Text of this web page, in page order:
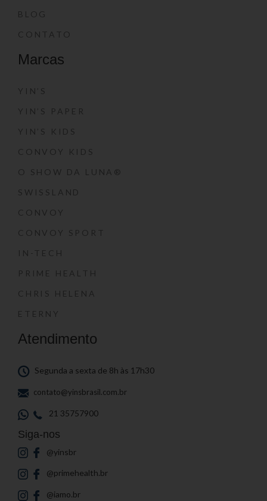
BLOG
CONTATO
Marcas
YIN’S
YIN’S PAPER
YIN’S KIDS
CONVOY KIDS
O SHOW DA LUNA®
SWISSLAND
CONVOY
CONVOY SPORT
IN-TECH
PRIME HEALTH
CHRIS HELENA
ETERNY
Atendimento
Segunda a sexta de 8h às 17h30
contato@yinsbrasil.com.br
21 35757900
Siga-nos
@yinsbr
@primehealth.br
@iamo.br